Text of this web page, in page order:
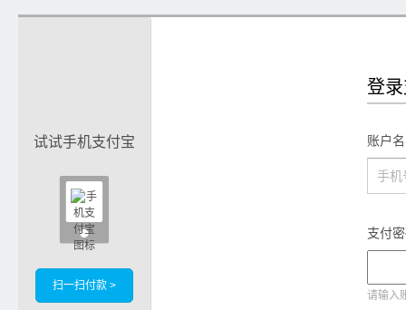
试试手机支付宝

扫一扫付款 >
登
账户
支付
请输入